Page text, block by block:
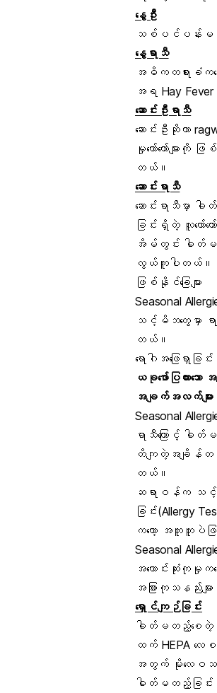
နွေဦး
သစ်ပင်ပန်းမန်
နွေရာသီ
အဓိကတရားခံက
အရ Hay Fever
ဆောင်းဦးရာသီ
ဆောင်းဦးဆိုတာ
မှုတော်တော်မျာ
တယ်။
ဆောင်းရာသီ
ဆောင်းရာသီမှာ ဓ
ခြင်းရှိတဲ့ လူတော်တေ
အိမ်တွင်း ဓါတ်
လွယ်ကူပါတယ်။
ဖြစ်နိုင်ခြေများ
Seasonal
သင့်မိဘတွေမှာ
တယ်။
ရောဂါအဖြေရှာ
ယခုဖော်ပြထားသ
အချက်အလက်မ
Seasonal
ရာသီကြောင့် ဓ
တိကျတဲ့အချိန်တ
တယ်။
ဆရာဝန်က သင့်ရဲ့
ခြင်း(Allergy
ကတော့ အတူတူပဲဖ
Seasonal
အကောင်းဆုံးကုမှုက
အခြားကုသနည်း
ရှောင်ကျဉ်ခြင်း
ဓါတ်မတည့်စေတဲ့ အရ
ထက် HEPA လေ
အတွက် မိုးလေဝသ
ဓါတ်မတည့်ခြင်း